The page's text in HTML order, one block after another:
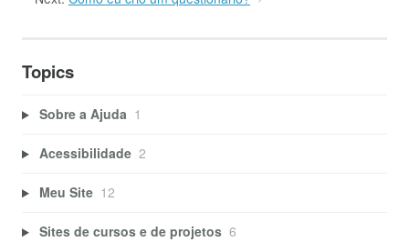
Topics
Sobre a Ajuda 1
Acessibilidade 2
Meu Site 12
Sites de cursos e de projetos 6